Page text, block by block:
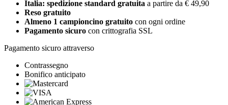
Italia: spedizione standard gratuita a partire da € 49,90
Reso gratuito
Almeno 1 campioncino gratuito con ogni ordine
Pagamento sicuro con crittografia SSL
Pagamento sicuro attraverso
Contrassegno
Bonifico anticipato